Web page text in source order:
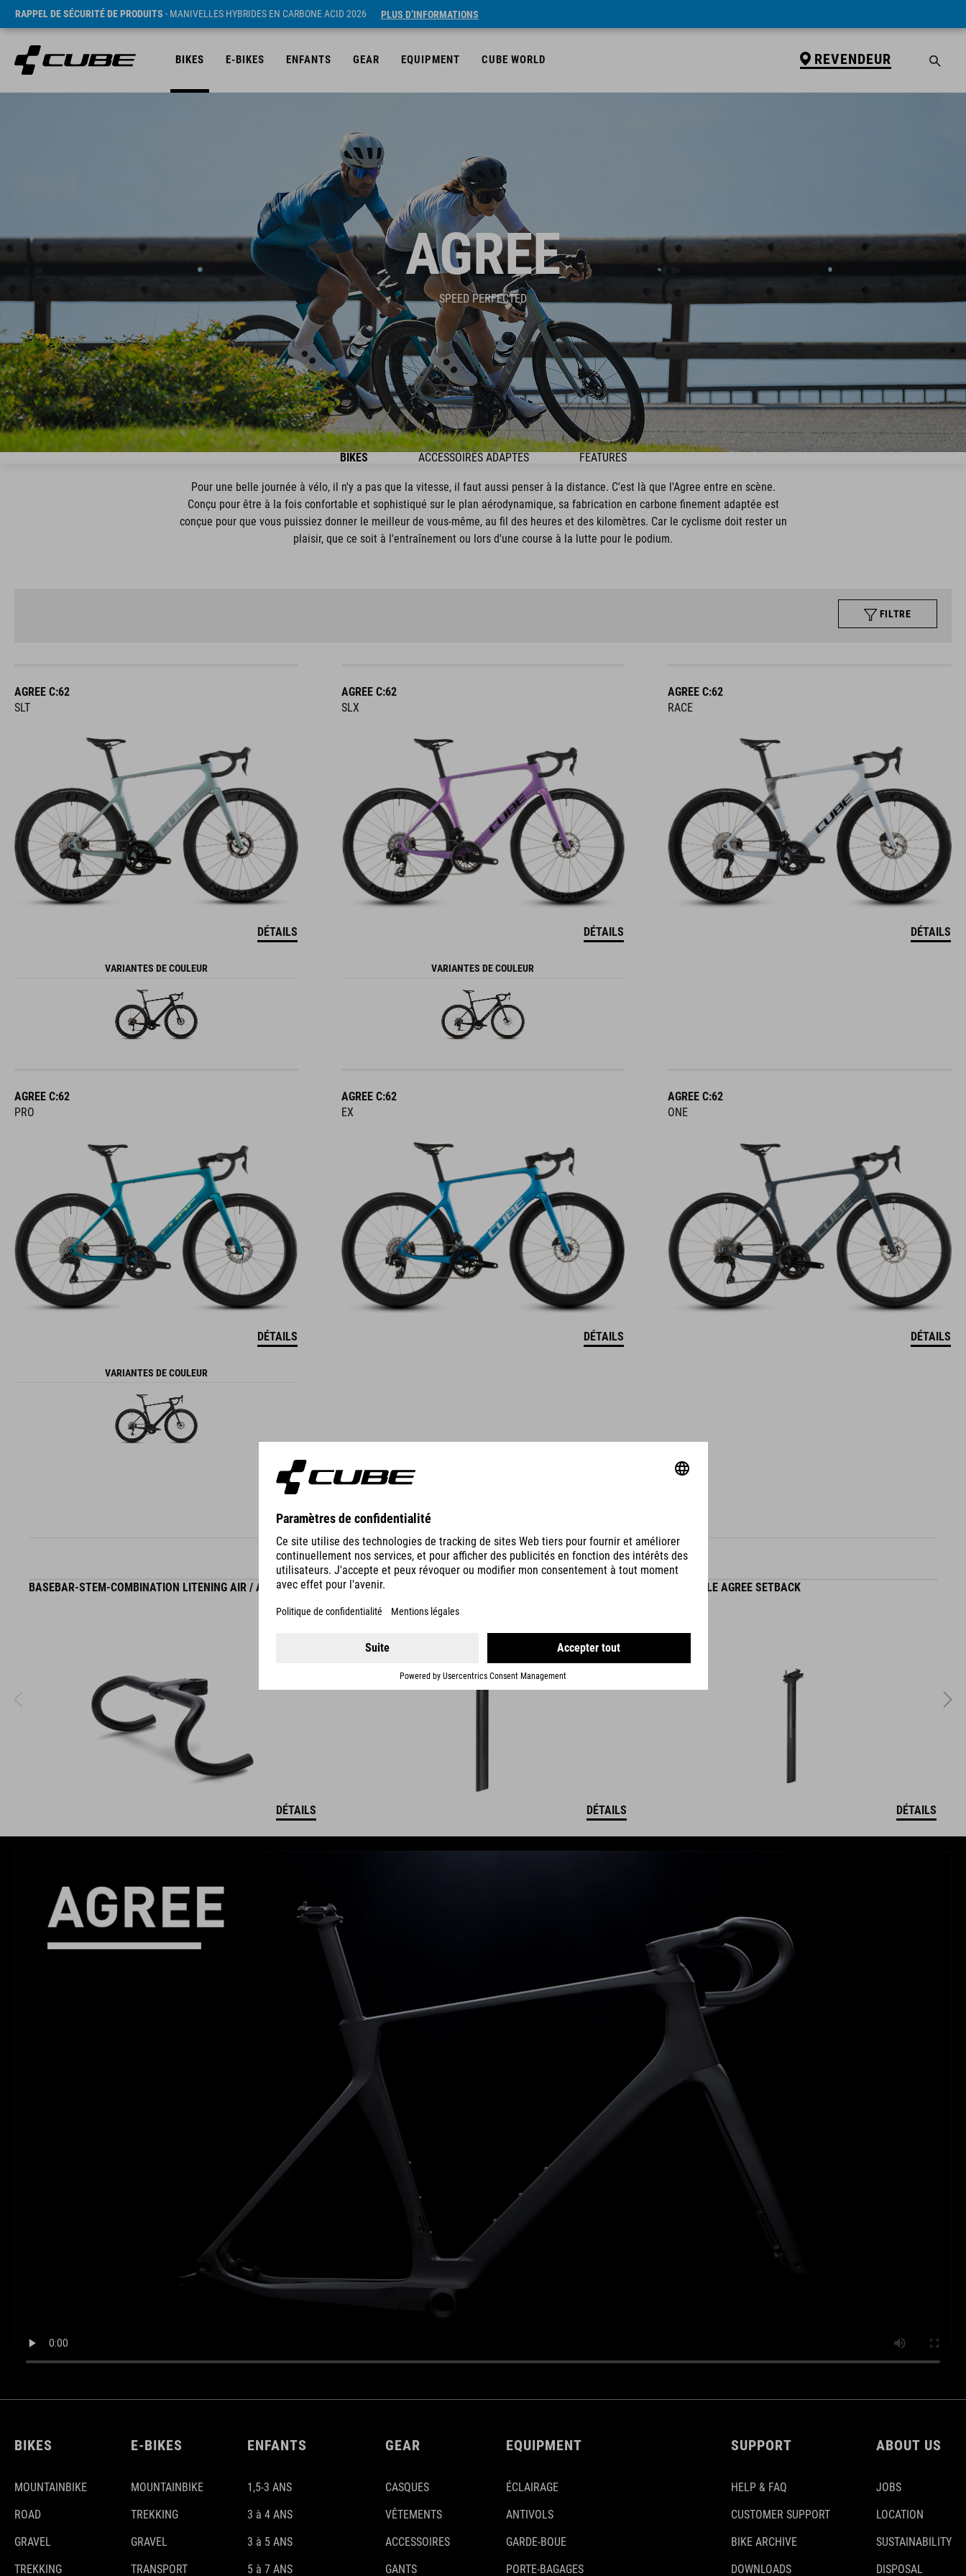
RAPPEL DE SÉCURITÉ DE PRODUITS - MANIVELLES HYBRIDES EN CARBONE ACID 2026 PLUS D’INFORMATIONS
BIKES E-BIKES ENFANTS GEAR EQUIPMENT CUBE WORLD REVENDEUR
AGREE
SPEED PERFECTED
BIKES ACCESSOIRES ADAPTÉS FEATURES
Pour une belle journée à vélo, il n'y a pas que la vitesse, il faut aussi penser à la distance. C'est là que l'Agree entre en scène.
Conçu pour être à la fois confortable et sophistiqué sur le plan aérodynamique, sa fabrication en carbone finement adaptée est
conçue pour que vous puissiez donner le meilleur de vous-même, au fil des heures et des kilomètres. Car le cyclisme doit rester un
plaisir, que ce soit à l'entraînement ou lors d'une course à la lutte pour le podium.
FILTRE
AGREE C:62
SLT
DÉTAILS
VARIANTES DE COULEUR
AGREE C:62
SLX
DÉTAILS
VARIANTES DE COULEUR
AGREE C:62
RACE
DÉTAILS
AGREE C:62
PRO
DÉTAILS
VARIANTES DE COULEUR
AGREE C:62
EX
DÉTAILS
AGREE C:62
ONE
DÉTAILS
ACCESSOIRES ADAPTÉS
BASEBAR-STEM-COMBINATION LITENING AIR / AGREE / CR
DÉTAILS
TIGE DE SELLE AGREE ZERO
DÉTAILS
TIGE DE SELLE AGREE SETBACK
DÉTAILS
BIKES
MOUNTAINBIKE
ROAD
GRAVEL
TREKKING
E-BIKES
MOUNTAINBIKE
TREKKING
GRAVEL
TRANSPORT
ENFANTS
1,5-3 ANS
3 à 4 ANS
3 à 5 ANS
5 à 7 ANS
GEAR
CASQUES
VÊTEMENTS
ACCESSOIRES
GANTS
EQUIPMENT
ÉCLAIRAGE
ANTIVOLS
GARDE-BOUE
PORTE-BAGAGES
SUPPORT
HELP & FAQ
CUSTOMER SUPPORT
BIKE ARCHIVE
DOWNLOADS
ABOUT US
JOBS
LOCATION
SUSTAINABILITY
DISPOSAL